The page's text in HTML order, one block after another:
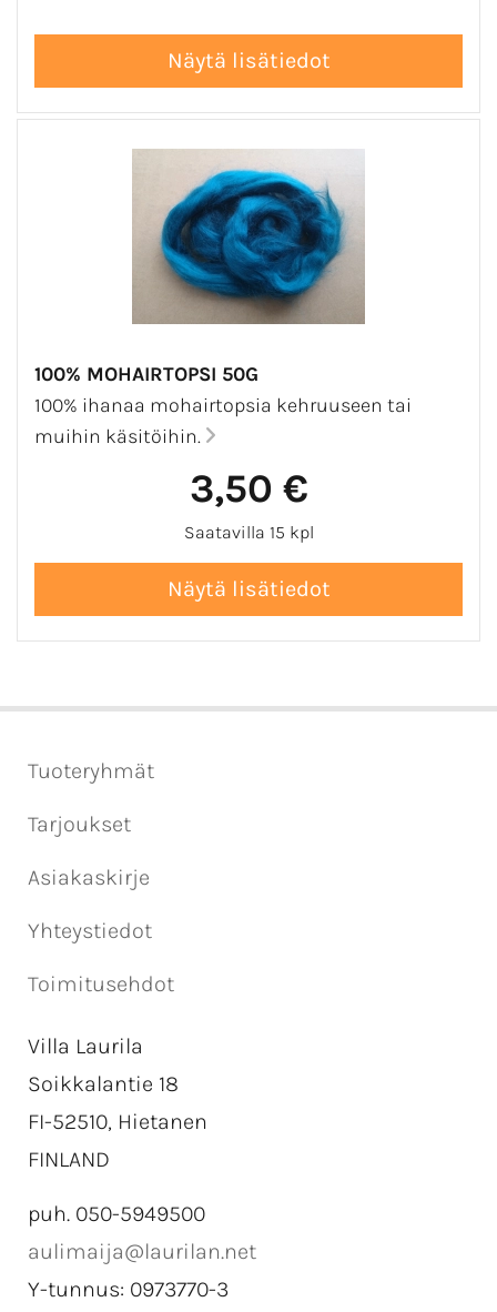
100% MOHAIRTOPSI 50G
100% ihanaa mohairtopsia kehruuseen tai
muihin käsitöihin.
3,50 €
Saatavilla 15 kpl
Tuoteryhmät
Tarjoukset
Asiakaskirje
Yhteystiedot
Toimitusehdot
Villa Laurila
Soikkalantie 18
FI-52510, Hietanen
FINLAND
puh. 050-5949500
aulimaija@laurilan.net
Y-tunnus: 0973770-3